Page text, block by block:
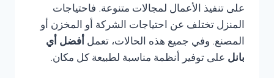
على تنفيذ الأعمال لمجالات متنوعة. فاحتياجات
المنزل تختلف عن احتياجات الشركة أو المخزن أو
المصنع. وفي جميع هذه الحالات، تعمل أفضل أي
بانل على توفير أنظمة مناسبة لطبيعة كل مكان.